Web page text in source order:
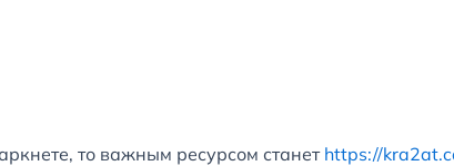
то важным ресурсом станет https://